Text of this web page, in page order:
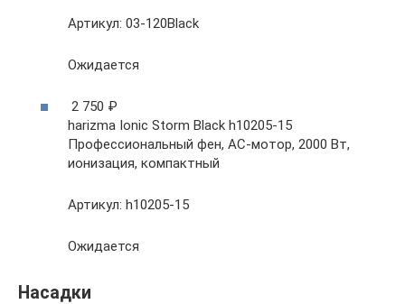
Артикул: 03-120Black
Ожидается
2 750 ₽
harizma Ionic Storm Black h10205-15
Профессиональный фен, AC-мотор, 2000 Вт,
ионизация, компактный
Артикул: h10205-15
Ожидается
Насадки